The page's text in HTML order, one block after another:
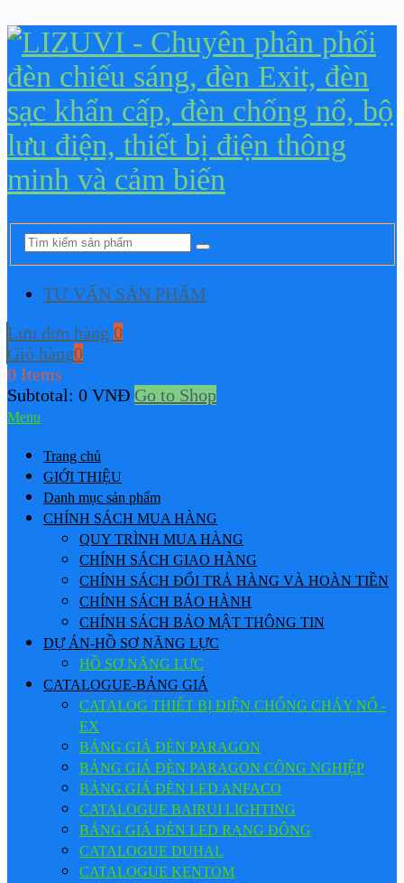
TƯ VẤN SẢN PHẨM
Lưu đơn hàng 0
Giỏ hàng0
0 Items
Subtotal: 0 VNĐ Go to Shop
Menu
Trang chủ
GIỚI THIỆU
Danh mục sản phẩm
CHÍNH SÁCH MUA HÀNG
QUY TRÌNH MUA HÀNG
CHÍNH SÁCH GIAO HÀNG
CHÍNH SÁCH ĐỔI TRẢ HÀNG VÀ HOÀN TIỀN
CHÍNH SÁCH BẢO HÀNH
CHÍNH SÁCH BẢO MẬT THÔNG TIN
DỰ ÁN-HỒ SƠ NĂNG LỰC
HỒ SƠ NĂNG LỰC
CATALOGUE-BẢNG GIÁ
CATALOG THIẾT BỊ ĐIỆN CHỐNG CHÁY NỔ -
EX
BẢNG GIÁ ĐÈN PARAGON
BẢNG GIÁ ĐÈN PARAGON CÔNG NGHIỆP
BẢNG GIÁ ĐÈN LED ANFACO
CATALOGUE BAIRUI LIGHTING
BẢNG GIÁ ĐÈN LED RẠNG ĐÔNG
CATALOGUE DUHAL
CATALOGUE KENTOM